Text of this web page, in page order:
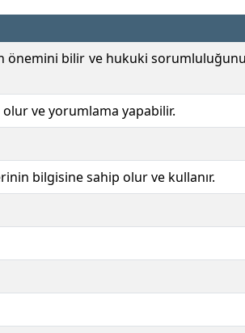
önemini bilir ve hukuki
ve yorumlama yapabilir.
bilgisine sahip olur ve kullanır.